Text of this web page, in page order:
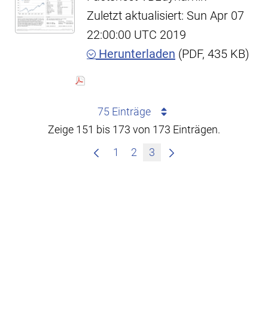
Zuletzt aktualisiert: Sun Apr 07
22:00:00 UTC 2019
Herunterladen (PDF, 435 KB)
75 Einträge
Zeige 151 bis 173 von 173 Einträgen.
1
2 3